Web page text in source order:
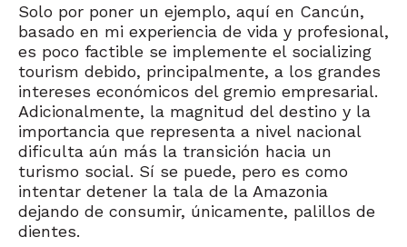
Solo por poner un ejemplo, aquí en Cancún,
basado en mi experiencia de vida y profesional,
es poco factible se implemente el socializing
tourism debido, principalmente, a los grandes
intereses económicos del gremio empresarial.
Adicionalmente, la magnitud del destino y la
importancia que representa a nivel nacional
dificulta aún más la transición hacia un
turismo social. Sí se puede, pero es como
intentar detener la tala de la Amazonia
dejando de consumir, únicamente, palillos de
dientes.